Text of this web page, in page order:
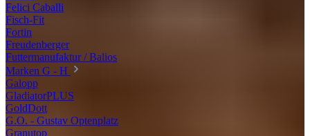
Felici Caballi
Fisch-Fit
Fortin
Freudenberger
Futtermanufaktur / Balios
Marken G - H
Galopp
GladiatorPLUS
GoldDott
G.O. - Gustav Optenplatz
Granutop